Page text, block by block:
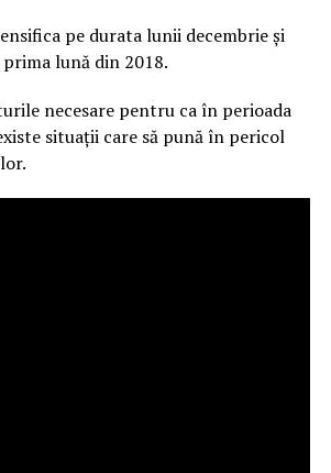
pe durata lunii decembrie și
lună din 2018.
necesare pentru ca în perioada
situații care să pună în pericol